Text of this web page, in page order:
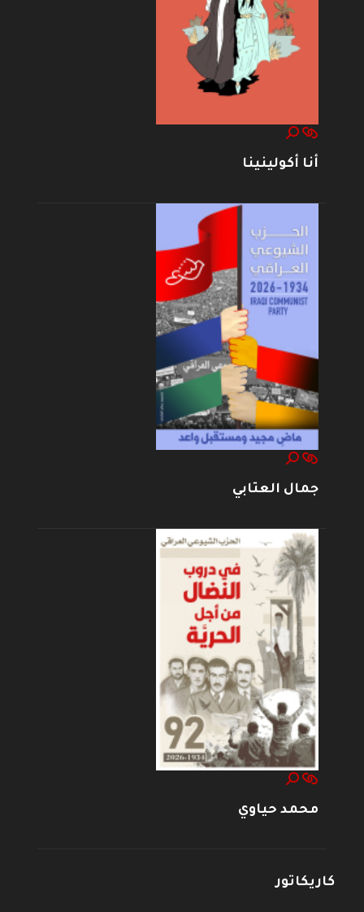
أنا أكولينينا
جمال العتابي
محمد حياوي
كاريكاتور